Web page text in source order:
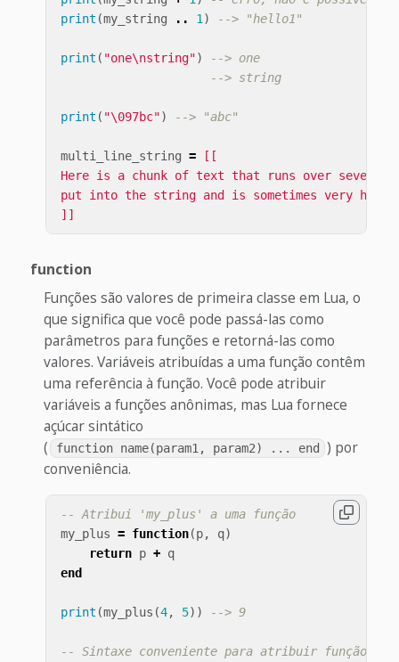
print (my_string .. 1 ) --> "hello1"
print ( "one\nstring")
--> one
--> string
print ( "\097bc") --> "abc"
multi_line_string =
[[
Here is a chunk of text that runs over
put into the string and is sometimes very
]]
function
Funções são valores de primeira classe em Lua, o
que significa que você pode passá-las como
parâmetros para funções e retorná-las como
valores. Variáveis atribuídas a uma função contêm
uma referência à função. Você pode atribuir
variáveis a funções anônimas, mas Lua fornece
açúcar sintático
(
function name(param1, param2) ... end
) por
conveniência.
-- Atribui 'my_plus' a uma função
my_plus = function(p, q)
return p + q
end
print (my_plus (4, 5)) --> 9
-- Sintaxe conveniente para atribuir função à